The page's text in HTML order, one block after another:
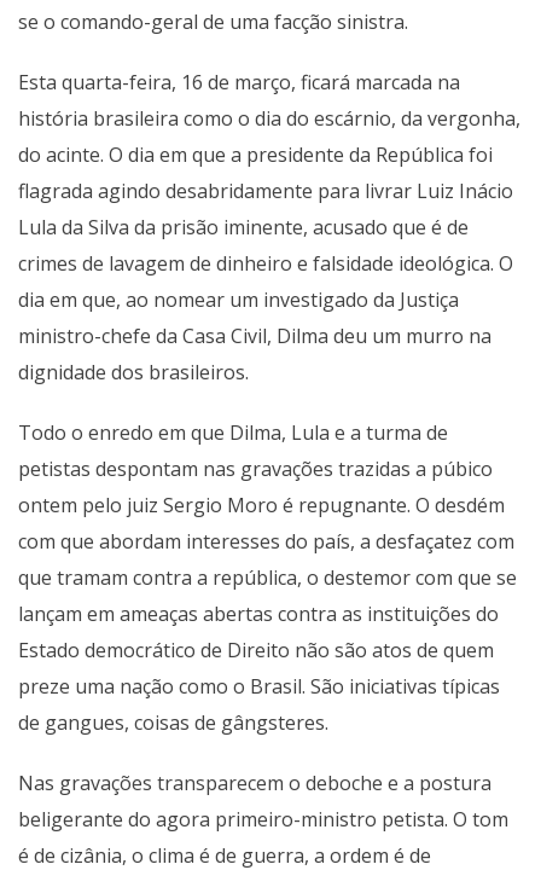
se o comando-geral de uma facção sinistra.
Esta quarta-feira, 16 de março, ficará marcada na
história brasileira como o dia do escárnio, da vergonha,
do acinte. O dia em que a presidente da República foi
flagrada agindo desabridamente para livrar Luiz Inácio
Lula da Silva da prisão iminente, acusado que é de
crimes de lavagem de dinheiro e falsidade ideológica. O
dia em que, ao nomear um investigado da Justiça
ministro-chefe da Casa Civil, Dilma deu um murro na
dignidade dos brasileiros.
Todo o enredo em que Dilma, Lula e a turma de
petistas despontam nas gravações trazidas a púbico
ontem pelo juiz Sergio Moro é repugnante. O desdém
com que abordam interesses do país, a desfaçatez com
que tramam contra a república, o destemor com que se
lançam em ameaças abertas contra as instituições do
Estado democrático de Direito não são atos de quem
preze uma nação como o Brasil. São iniciativas típicas
de gangues, coisas de gângsteres.
Nas gravações transparecem o deboche e a postura
beligerante do agora primeiro-ministro petista. O tom
é de cizânia, o clima é de guerra, a ordem é de